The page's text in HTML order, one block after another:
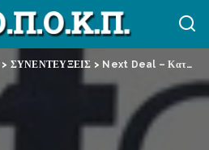
> ΣΥΝΕΝΤΕΥΞΕΙΣ > Next Deal – Καταρρέει το σύστημα κοινωνικής ασφάλισης